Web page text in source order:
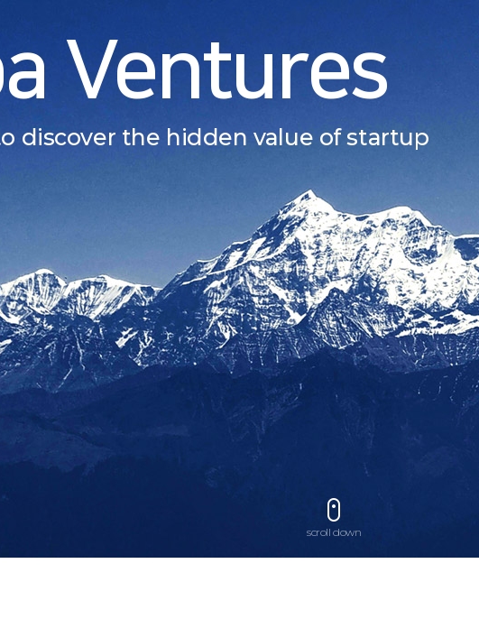
Ventures
discover the hidden value of startup
scroll down